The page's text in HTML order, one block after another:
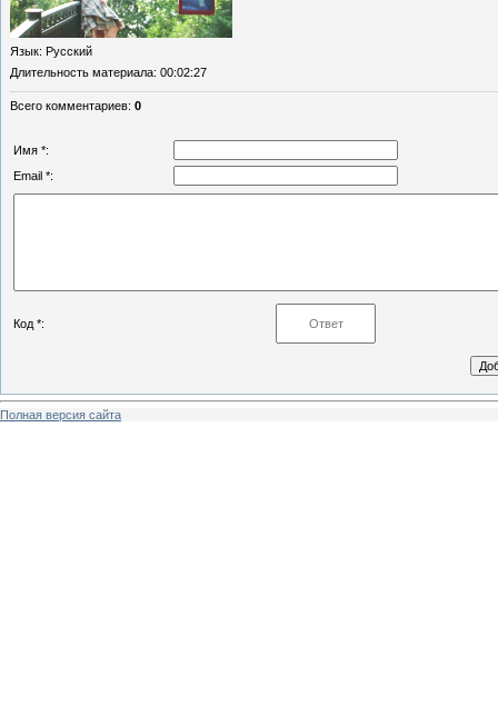
Язык: Русский
Длительность материала: 00:02:27
Всего комментариев: 0
Имя *:
Email *:
Код *:
Полная версия сайта